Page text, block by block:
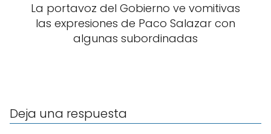
La portavoz del Gobierno ve vomitivas
las expresiones de Paco Salazar con
algunas subordinadas
Deja una respuesta